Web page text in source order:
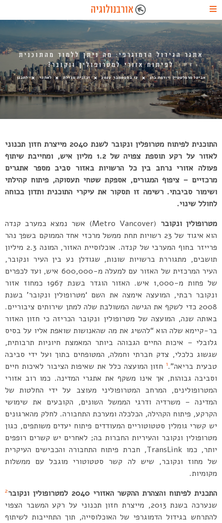
אתגר הגידול הדמוגרפי: מה ניתן ללמוד מהתוכנית
לפיתוח אזורי למטרופולין ונקובר?
אביטל מרמלשטיין ויודפת כהן 12 בספטמבר 2022 זכוכית מגדלת לאתגר לתכנן
התוכנית לפיתוח מטרופלין ונקובר לשנת 2040 מייצרת חזון תכנוני
לאזור על רקע תוספת צפויה של 1.2 מליון איש, ומחייבת שיתוף
פעולה אזורי נרחב בין כל הרשויות באזור סביב מספר אתגרים
מרכזיים – ציפוף המגורים, אספקת שטחי תעסוקה, פיתוח קהילתי
ושימור סביבתי. רשימה זו תסקור את עיקרי התוכנית ותדון בכוחה
לחולל שינוי.
מטרופולין ונקובר
(Metro Vancover) אשר נמצא במערב קנדה
הוא איגוד של 23 רשויות תחת ממשל מרכזי אחד הממוקם בשפך נהר
פרייזר בחוף המערבי של קנדה. אוכלוסיית האזור, המונה 2.3 מיליון
תושבים, מתגוררת ברשויות שונות, שגודלן נע בין העיר ונקובר,
העיר המרכזית של האזור עם למעלה מ-600,000 איש, ועד לכפרים
של פחות מ-1,000 איש. האזור הוגדר בשנת 1967 כמחוז אזור
ונקובר רבתי, המועצה אימצה את השם ‘מטרופולין ונקובר’ בשנת
2008 כדי לשקף את הגישה המשולבת שלה למתן שירותים ציבוריים.
באותה שנה, המועצה של מטרופולין ונקובר הכריזה כי חזון האזור
בר-קיימא שלה הוא “להשיג את מה שהאנושות שואפת אליו על בסיס
גלובלי – איכות החיים הגבוהה ביותר המאמצת חיוניות תרבותית,
שגשוג כלכלי, צדק חברתי וחמלה, המטופחים בתוך ועל ידי סביבה
טבעית בריאה”.1חזון המועצה כלל את שאיפות הציבור לאיכות חיים
וסביבה גבוהות, אך אינו משקף את אתגרי המדינה. כמו רוב אזורי
המטרופולינים, המרחב המטרופוליני מעוצב על ידי החלטות של
המדינה – משרדיה ודרגי הממשל השונים, הקובעים את שימושי
הקרקע, פיתוח הקהילה, הכלכלה ומערכת התחבורה. לחלק מהארגונים
יש קשרי גומלין סטטוטוריים המעודדים פיתוח יעדים משותפים, כגון
מטרופולין ונקובר והעיריות החברות בה; לאחרים יש קשרים רופפים
יותר, כמו TransLink, חברת פיתוח התחבורה והכבישים העיקרית
של מחוז ונקובר, שיש לה קשר סטטוטורי מוגבל עם ממשלות
מקומיות.
התכנית לפיתוח והצהרת ההקשר האזורי 2040 למטרופולין
ונקובר2
שנערכה בשנת 2013, מייצרת חזון תכנוני על רקע המשבר הצפוי
להתרחש בגידול הדמוגרפי של האוכלוסייה, תוך התחייבות לשיתוף